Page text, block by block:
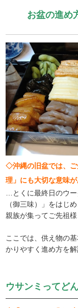
お盆の進め
◇沖縄の旧盆では、ご
理」にも大切な意味が
…とくに最終日のウ
（御三味）」をはじ
親族が集ってご先祖
ここでは、供え物の
かりやすく進め方を解
ウサンミってど